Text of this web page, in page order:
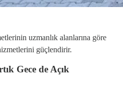
uzmanlık alanlarına göre
güçlendirir.
Gece de Açık